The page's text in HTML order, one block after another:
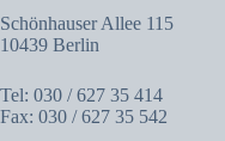
Schönhauser Allee 115
10439 Berlin
Tel: 030 / 627 35 414
Fax: 030 / 627 35 542